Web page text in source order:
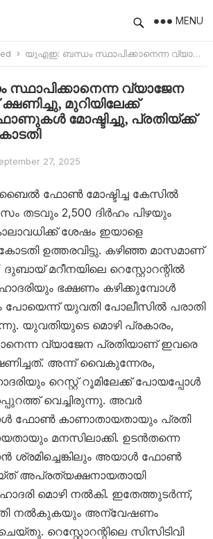
MENU
യുഎഇ: ബന്ധം സ്ഥാപിക്കാനെന്ന വ്യാജേന അത്താഴത്തിന് ക്ഷണിച്ചു, മുറിയിലേക്ക് പോയപ്പോള്‍ ഫോണുകള്‍ മോഷ്ടിച്ചു, പ്രതിയ്ക്ക് ശിക്ഷ വിധിച്ച് കോടതി
വ്യാജേന
മുറിയിലേക്ക്
മോഷ്ടിച്ചു, പ്രതിയ്ക്ക്
27, 2025
ഫോൺ മോഷ്ടിച്ച കേസിൽ
തടവും 2,500 ദിർഹം പിഴയും
ശേഷം ഇയാളെ
ഉത്തരവിട്ടു. കഴിഞ്ഞ മാസമാണ്
മറീനയിലെ റെസ്റ്റോറന്റിൽ
ഭക്ഷണം കഴിക്കുമ്പോൾ
യുവതി പോലീസിൽ പരാതി
യുവതിയുടെ മൊഴി പ്രകാരം,
വ്യാജേന പ്രതിയാണ് ഇവരെ
അന്ന് വൈകുന്നേരം,
റെസ്റ്റ് റൂമിലേക്ക് പോയപ്പോൾ
വെച്ചിരുന്നു. അവർ
ഫോൺ കാണാതായതായും പ്രതി
മനസിലാക്കി. ഉടൻതന്നെ
ശ്രമിച്ചെങ്കിലും അയാൾ ഫോൺ
അപ്രത്യക്ഷനായതായി
മൊഴി നൽകി. ഇതേത്തുടർന്ന്,
നൽകുകയും അന്വേഷണം
റെസ്റ്റോറന്റിലെ സിസിടിവി